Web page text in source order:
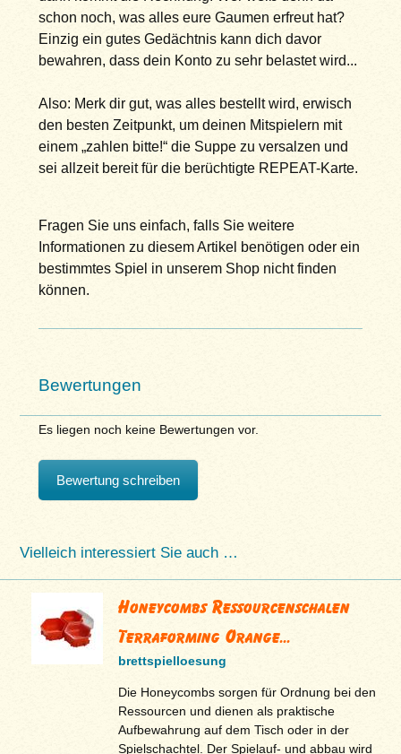
schon noch, was alles eure Gaumen erfreut hat?
Einzig ein gutes Gedächtnis kann dich davor
bewahren, dass dein Konto zu sehr belastet wird...
Also: Merk dir gut, was alles bestellt wird, erwisch
den besten Zeitpunkt, um deinen Mitspielern mit
einem „zahlen bitte!“ die Suppe zu versalzen und
sei allzeit bereit für die berüchtigte REPEAT-Karte.
Fragen Sie uns einfach, falls Sie weitere
Informationen zu diesem Artikel benötigen oder ein
bestimmtes Spiel in unserem Shop nicht finden
können.
Bewertungen
Es liegen noch keine Bewertungen vor.
Bewertung schreiben
Vielleich interessiert Sie auch …
Honeycombs Ressourcenschalen
Terraforming Orange...
brettspielloesung
Die Honeycombs sorgen für Ordnung bei den
Ressourcen und dienen als praktische
Aufbewahrung auf dem Tisch oder in der
Spielschachtel. Der Spielauf- und abbau wird